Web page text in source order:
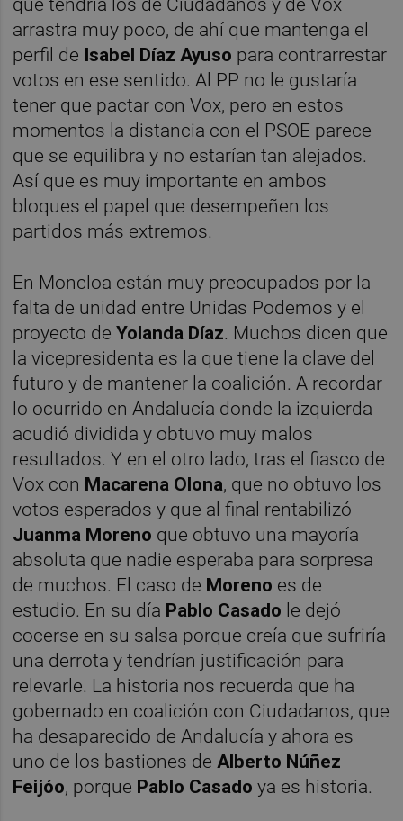
que tendría los de Ciudadanos y de Vox
arrastra muy poco, de ahí que mantenga el
perfil de Isabel Díaz Ayuso para contrarrestar
votos en ese sentido. Al PP no le gustaría
tener que pactar con Vox, pero en estos
momentos la distancia con el PSOE parece
que se equilibra y no estarían tan alejados.
Así que es muy importante en ambos
bloques el papel que desempeñen los
partidos más extremos.
En Moncloa están muy preocupados por la
falta de unidad entre Unidas Podemos y el
proyecto deYolanda Díaz. Muchos dicen que
la vicepresidenta es la que tiene la clave del
futuro y de mantener la coalición. A recordar
lo ocurrido en Andalucía donde la izquierda
acudió dividida y obtuvo muy malos
resultados. Y en el otro lado, tras el fiasco de
Vox con Macarena Olona, que no obtuvo los
votos esperados y que al final rentabilizó
Juanma Moreno que obtuvo una mayoría
absoluta que nadie esperaba para sorpresa
de muchos. El caso de Moreno es de
estudio. En su día Pablo Casado le dejó
cocerse en su salsa porque creía que sufriría
una derrota y tendrían justificación para
relevarle. La historia nos recuerda que ha
gobernado en coalición con Ciudadanos, que
ha desaparecido de Andalucía y ahora es
uno de los bastiones deAlberto Núñez
Feijóo, porque Pablo Casado ya es historia.